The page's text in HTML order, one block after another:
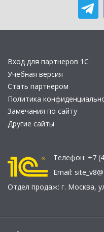
Вход для партнеров 1С
Учебная версия
Стать партнером
Политика
Замечания по сайту
Другие сайты
Телефон: +7
Email:
Отдел продаж: г. Москва,